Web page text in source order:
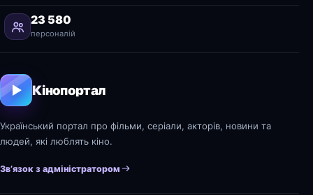
23 580
персоналій
Кінопортал
Український портал про фільми, серіали, акторів, новини та
людей, які люблять кіно.
Зв’язок з адміністратором